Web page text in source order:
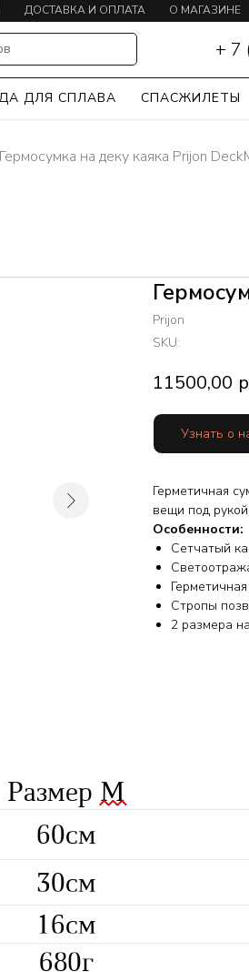
ДОСТАВКА И ОПЛАТА О МАГАЗИНЕ
+ 7
ДЛЯ СПЛАВА СПАСЖИЛЕТЫ
Гермосумка на деку каяка Prijon
Prijon
SKU:
11500,00
Узнать о
Герметичная
вещи под рукой.
Особенности:
Сетчатый
Стропы
2 размера